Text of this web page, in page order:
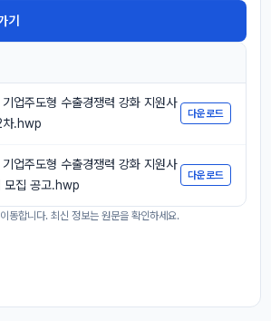
기
업주도형 수출경쟁력 강화 지원사
차.hwp
다운로드
업주도형 수출경쟁력 강화 지원사
모집 공고.hwp
다운로드
동합니다. 최신 정보는 원문을 확인하세요.